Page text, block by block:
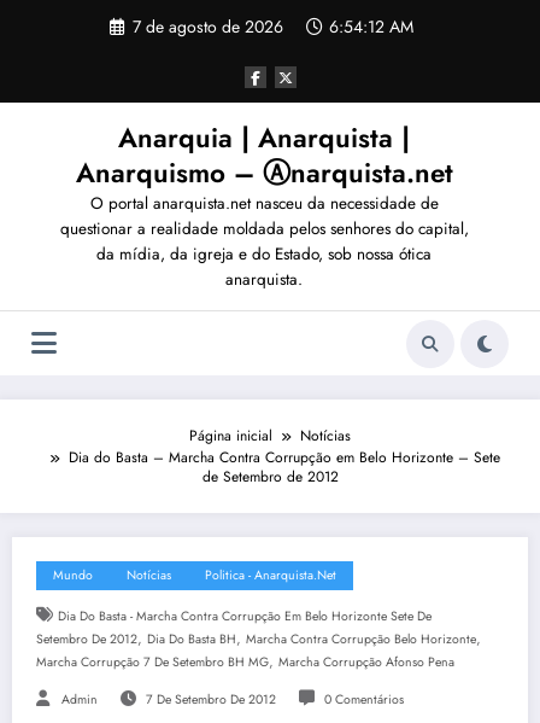
7 de agosto de 2026 6:54:13 AM
Anarquia | Anarquista |
Anarquismo – Ⓐnarquista.net
O portal anarquista.net nasceu da necessidade de
questionar a realidade moldada pelos senhores do capital,
da mídia, da igreja e do Estado, sob nossa ótica
anarquista.
Página inicial
Notícias
Dia do Basta – Marcha Contra Corrupção em Belo Horizonte – Sete
de Setembro de 2012
Mundo Notícias Politica - Anarquista.net
Dia Do Basta - Marcha Contra Corrupção Em Belo Horizonte Sete De
Setembro De 2012, Dia Do Basta BH, Marcha Contra Corrupção Belo Horizonte,
Marcha Corrupção 7 De Setembro BH MG, Marcha Corrupção Afonso Pena
Admin 7 De Setembro De 2012 0 Comentários